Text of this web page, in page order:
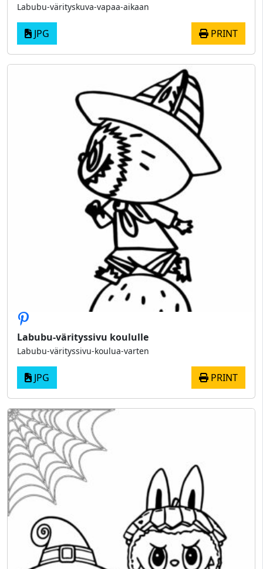
Labubu-värityskuva-vapaa-aikaan
JPG PRINT
Labubu-värityssivu koululle
Labubu-värityssivu-koulua-varten
JPG PRINT